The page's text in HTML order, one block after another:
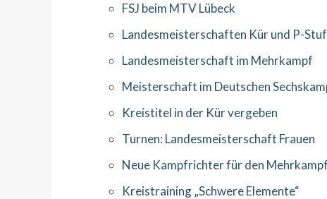
FSJ beim MTV Lübeck
Landesmeisterschaften Kür und P-
Landesmeisterschaft im Mehrkampf
Meisterschaft im Deutschen
Kreistitel in der Kür vergeben
Turnen: Landesmeisterschaft Frauen
Neue Kampfrichter für den Mehrkampf
Kreistraining „Schwere Elemente“